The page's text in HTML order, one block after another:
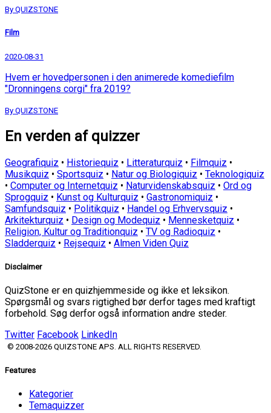
By QUIZSTONE
Film
2020-08-31
Hvem er hovedpersonen i den animerede komediefilm
"Dronningens corgi" fra 2019?
By QUIZSTONE
En verden af quizzer
Geografiquiz • Historiequiz • Litteraturquiz • Filmquiz •
Musikquiz • Sportsquiz • Natur og Biologiquiz • Teknologiquiz
• Computer og Internetquiz • Naturvidenskabsquiz • Ord og
Sprogquiz • Kunst og Kulturquiz • Gastronomiquiz •
Samfundsquiz • Politikquiz • Handel og Erhvervsquiz •
Arkitekturquiz • Design og Modequiz • Mennesketquiz •
Religion, Kultur og Traditionquiz • TV og Radioquiz •
Sladderquiz • Rejsequiz • Almen Viden Quiz
Disclaimer
QuizStone er en quizhjemmeside og ikke et leksikon.
Spørgsmål og svars rigtighed bør derfor tages med kraftigt
forbehold. Søg derfor også information andre steder.
Twitter Facebook LinkedIn
© 2008-2026 QUIZSTONE APS. ALL RIGHTS RESERVED.
Features
Kategorier
Temaquizzer